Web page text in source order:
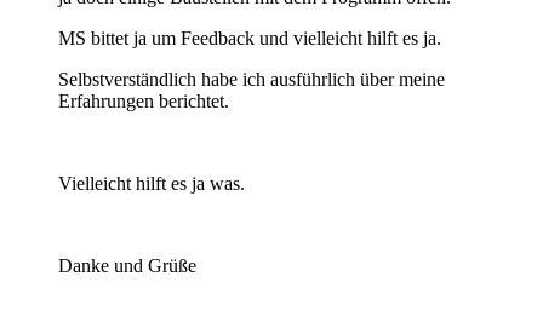
MS bittet ja um Feedback und vielleicht hilft es ja.
Selbstverständlich habe ich ausführlich über meine
Erfahrungen berichtet.
Vielleicht hilft es ja was.
Danke und Grüße